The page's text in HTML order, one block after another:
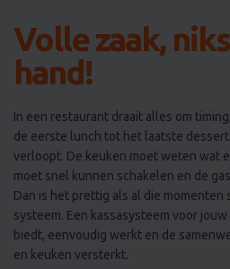
Volle zaak, niks
hand!​
de eerste lunch tot het laatste
verloopt. De keuken moet weten wat
moet snel kunnen schakelen en de
Dan is het prettig als al die momenten
systeem. Een kassasysteem voor
biedt, eenvoudig werkt en de
en keuken versterkt.